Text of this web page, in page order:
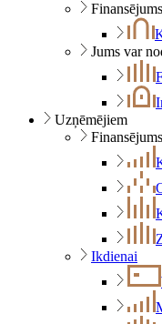
Finansējums
Jums var
Uzņēmējiem
Finansējums
Ikdienai